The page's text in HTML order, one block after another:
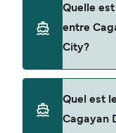
Quelle
entre
City?
Bacolod City
traversées
Quel est
Cagayan